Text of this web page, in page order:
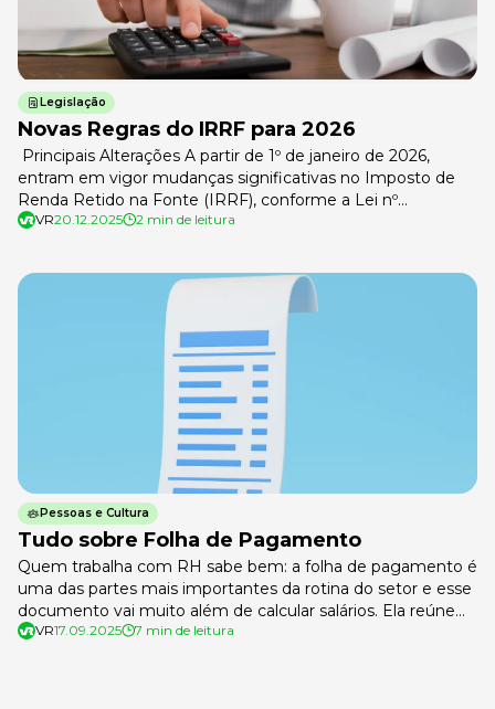
Legislação
Novas Regras do IRRF para 2026
Principais Alterações A partir de 1º de janeiro de 2026,
entram em vigor mudanças significativas no Imposto de
Renda Retido na Fonte (IRRF), conforme a Lei nº
15.270/2025 e o PL 1.087/2025. As alterações têm como
mais […]
VR20.12.2025 2 min de leitura
Pessoas e Cultura
Tudo sobre Folha de Pagamento
Quem trabalha com RH sabe bem: a folha de pagamento é
uma das partes mais importantes da rotina do setor e esse
documento vai muito além de calcular salários. Ela reúne
informações legais, benefícios e encargos, e exige um bom
VR17.09.2025 7 min de leitura